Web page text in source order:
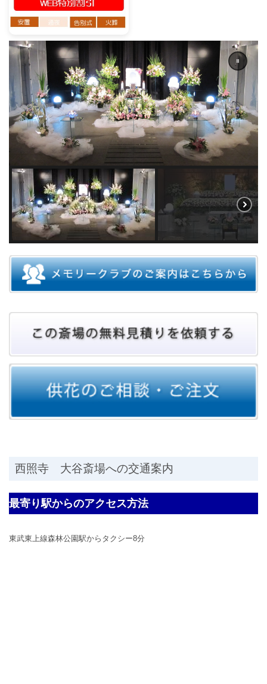
西照寺 大谷斎場への交通案内
最寄り駅からのアクセス方法
東武東上線森林公園駅からタクシー8分